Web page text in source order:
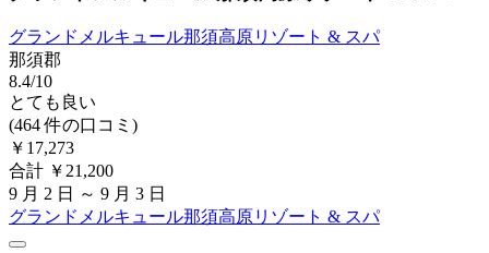
グランドメルキュール那須高原リゾート & スパ
那須郡
8.4/10
とても良い
(464 件の口コミ)
￥17,273
合計 ￥21,200
9 月 2 日 ～ 9 月 3 日
グランドメルキュール那須高原リゾート & スパ